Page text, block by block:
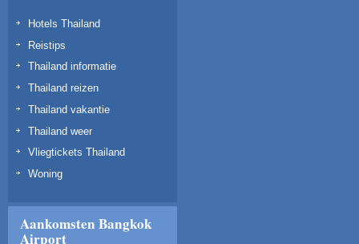
Hotels Thailand
Reistips
Thailand informatie
Thailand reizen
Thailand vakantie
Thailand weer
Vliegtickets Thailand
Woning
Aankomsten Bangkok
Airport